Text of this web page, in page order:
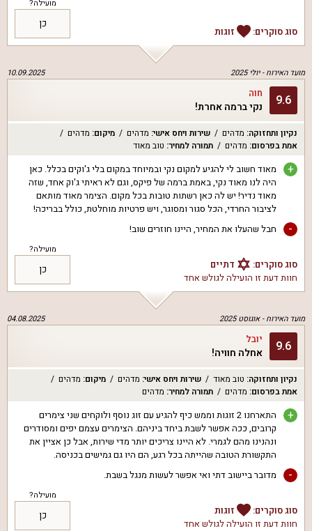
סוג סוקרים: זוגות
מועילה?
כן
מועד האירוח -יולי 2025 10.09.2025
9.6 חוה
נקי ברמה אחרת!
נקיון ותחזוקה: מדהים שירות ויחס אישי: מדהים מיקום: מדהים
אמת בפרסום: מדהים תמורה למחיר: טוב מאוד
+
מאוד חשוב לי להגיע למקום נקי ובמיוחד במקום בלי ג'וקים בכלל. כאן
היה לנו מאוד נקי, באמת ברמה של פיקס, וגם לא ראיתי ג'וק אחד, שזה
מאוד נדיר! יש לה כאן רשתות טובות בכל מקום. הצימר מאוד מותאם
לציבור החרדי, הכל סגור ומסוגר, ויש פרטיות מוחלטת, כולל בבריכה!
- חבל שהעלו את המחיר, היינו חוזרים שוב!
סוג סוקרים:
דתיים
חוות דעת זו הועילה לגולש אחד
מועילה?
כן
מועד האירוח -אוגוסט 2025 04.08.2025
9.6 יובל
אחלה חוויה!
נקיון ותחזוקה: טוב מאוד שירות ויחס אישי: מדהים מיקום: מדהים
אמת בפרסום: מדהים תמורה למחיר: מדהים
+
התארחנו 2 זוגות וממש כיף להגיע עם זוג נוסף ולוקחים שני צימרים
קרובים, ככה אפשר לשבת ביחד ביניהם. הצימרים עצמם יפים ומסודרים
ונהנינו מהם לגמרי. לא היינו צריכים יותר מדי שירות, אבל כן אציין את
התקשורת הטובה שהייתה בכל רגע, הם היו גם גמישים בכניסה.
- מדובר ביישוב דתי ואי אפשר לעשות מנגל בשבת.
סוג סוקרים:
זוגות
חוות דעת זו הועילה לגולש אחד
מועילה?
כן